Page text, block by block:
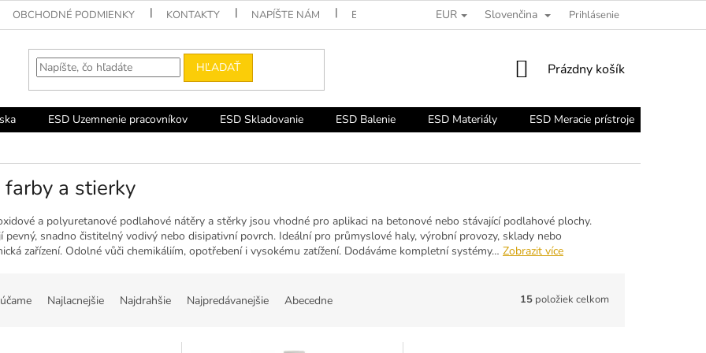
OBCHODNÉ PODMIENKY KONTAKTY NAPÍŠTE NÁM ESD PORADŇA EUR Slovenčina Prihlásenie
HĽADAŤ
NÁKUPNÝ
Prázdny košík
ESD Uzemnenie pracovníkov ESD Skladovanie ESD Balenie ESD Materiály ESD Meracie prístroje
farby a stierky
a polyuretanové podlahové nátěry a stěrky jsou vhodné pro aplikaci na betonové nebo stávající podlahové plochy.
pevný, snadno čistitelný vodivý nebo disipativní povrch. Ideální pro průmyslové haly, výrobní provozy, sklady nebo
zařízení. Odolné vůči chemikáliím, opotřebení i vysokému zatížení. Dodáváme kompletní systémy… Zobrazit více
Najlacnejšie Najdrahšie Najpredávanejšie Abecedne 15 položiek celkom